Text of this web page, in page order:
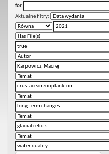
for
Aktualne filtry: